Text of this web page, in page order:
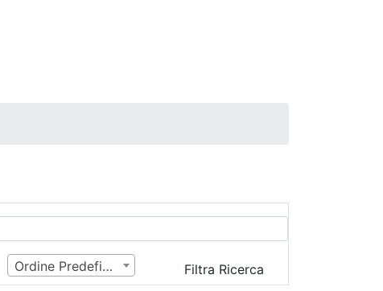
Ordine Predefinito Filtra Ricerca